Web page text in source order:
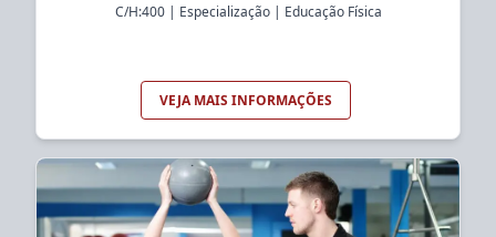
C/H:400| Especialização| Educação Física
VEJA MAIS INFORMAÇÕES